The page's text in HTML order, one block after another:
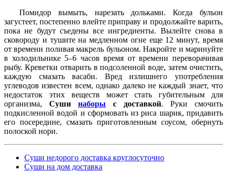
Помидор вымыть, нарезать дольками. Когда бульон
загустеет, постепенно влейте приправу и продолжайте варить,
пока не будут съедены все ингредиенты. Вылейте снова в
сковороду и тушите на медленном огне еще 12 минут, время
от времени поливая макрель бульоном. Накройте и маринуйте
в холодильнике 5–6 часов время от времени переворачивая
рыбу. Креветки отварить в подсоленной воде, затем очистить,
каждую смазать васаби. Вред излишнего употребления
углеводов известен всем, однако далеко не каждый знает, что
недостаток этих веществ может стать губительным для
организма, Суши наборы с доставкой. Руки смочить
подкисленной водой и сформовать из риса шарик, придавить
его посередине, смазать приготовленным соусом, обернуть
полоской нори.
Суши недорого доставка круглосуточно
Суши на дом доставка